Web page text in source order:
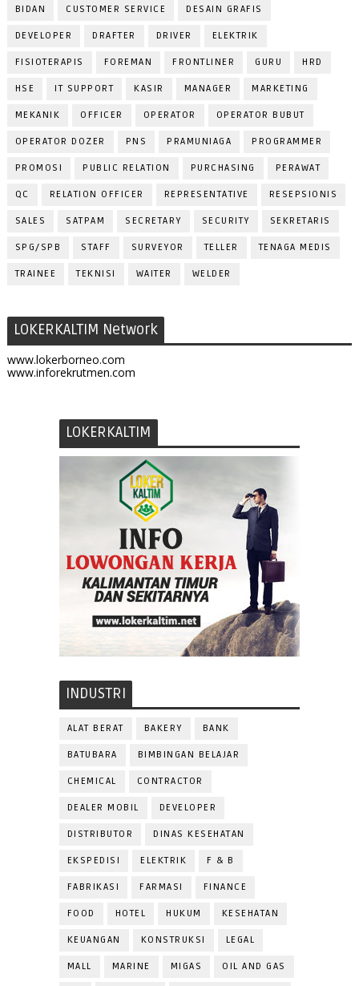
BIDAN CUSTOMER SERVICE DESAIN GRAFIS
DEVELOPER DRAFTER DRIVER ELEKTRIK
FISIOTERAPIS FOREMAN FRONTLINER GURU HRD
HSE IT SUPPORT KASIR MANAGER MARKETING
MEKANIK OFFICER OPERATOR OPERATOR BUBUT
OPERATOR DOZER PNS PRAMUNIAGA PROGRAMMER
PROMOSI PUBLIC RELATION PURCHASING PERAWAT
QC RELATION OFFICER REPRESENTATIVE RESEPSIONIS
SALES SATPAM SECRETARY SECURITY SEKRETARIS
SPG/SPB STAFF SURVEYOR TELLER TENAGA MEDIS
TRAINEE TEKNISI WAITER WELDER
LOKERKALTIM Network
www.lokerborneo.com
www.inforekrutmen.com
LOKERKALTIM
INDUSTRI
ALAT BERAT BAKERY BANK
BATUBARA BIMBINGAN BELAJAR
CHEMICAL CONTRACTOR
DEALER MOBIL DEVELOPER
DISTRIBUTOR DINAS KESEHATAN
EKSPEDISI ELEKTRIK F & B
FABRIKASI FARMASI FINANCE
FOOD HOTEL HUKUM KESEHATAN
KEUANGAN KONSTRUKSI LEGAL
MALL MARINE MIGAS OIL AND GAS